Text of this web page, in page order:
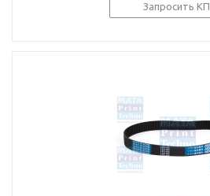
Запросить КП